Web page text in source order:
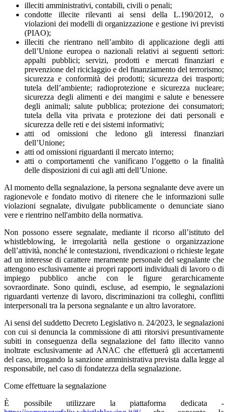
illeciti amministrativi, contabili, civili o penali;
condotte illecite rilevanti ai sensi della L.190/2012, o
violazioni dei modelli di organizzazione e gestione ivi previsti
(PIAO);
illeciti che rientrano nell’ambito di applicazione degli atti
dell’Unione europea o nazionali relativi ai seguenti settori:
appalti pubblici; servizi, prodotti e mercati finanziari e
prevenzione del riciclaggio e del finanziamento del terrorismo;
sicurezza e conformità dei prodotti; sicurezza dei trasporti;
tutela dell’ambiente; radioprotezione e sicurezza nucleare;
sicurezza degli alimenti e dei mangimi e salute e benessere
degli animali; salute pubblica; protezione dei consumatori;
tutela della vita privata e protezione dei dati personali e
sicurezza delle reti e dei sistemi informativi;
atti od omissioni che ledono gli interessi finanziari
dell’Unione;
atti od omissioni riguardanti il mercato interno;
atti o comportamenti che vanificano l’oggetto o la finalità
delle disposizioni di cui agli atti dell’Unione.
Al momento della segnalazione, la persona segnalante deve avere un
ragionevole e fondato motivo di ritenere che le informazioni sulle
violazioni segnalate, divulgate pubblicamente o denunciate siano
vere e rientrino nell'ambito della normativa.
Non possono essere segnalate, mediante il ricorso all’istituto del
whistleblowing, le irregolarità nella gestione o organizzazione
dell’attività, nonché le contestazioni, rivendicazioni o richieste legate
ad un interesse di carattere meramente personale del segnalante che
attengono esclusivamente ai propri rapporti individuali di lavoro o di
impiego pubblico anche con le figure gerarchicamente
sovraordinate. Sono quindi, escluse, ad esempio, le segnalazioni
riguardanti vertenze di lavoro, discriminazioni tra colleghi, conflitti
interpersonali tra la persona segnalante e un altro lavoratore.
Ai sensi del suddetto Decreto Legislativo n. 24/2023, le segnalazioni
con cui si denuncia la commissione di atti ritorsivi presuntivamente
subiti in conseguenza della segnalazione del fatto illecito vanno
inoltrate esclusivamente ad ANAC che effettuerà gli accertamenti
del caso, irrogando la sanzione amministrativa prevista dalla legge al
responsabile, nel caso di fondatezza della segnalazione.
Come effettuare la segnalazione
È possibile utilizzare la piattaforma dedicata -